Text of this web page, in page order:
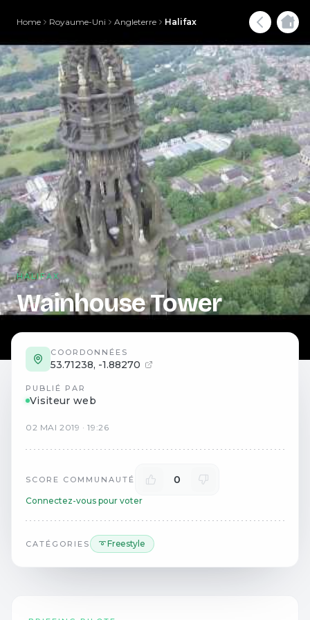
Home Royaume-Uni Angleterre Halifax
HALIFAX
Wainhouse Tower
COORDONNÉES
53.71238, -1.88270
PUBLIÉ PAR
Visiteur web
02 MAI 2019 ·19:26
SCORE COMMUNAUTÉ 0
Connectez-vous pour voter
CATÉGORIES ➰ Freestyle